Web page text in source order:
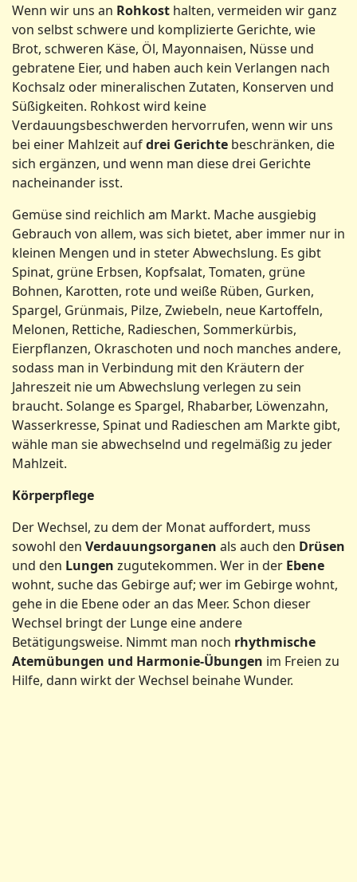
Wenn wir uns an Rohkost halten, vermeiden wir ganz
von selbst schwere und komplizierte Gerichte, wie
Brot, schweren Käse, Öl, Mayonnaisen, Nüsse und
gebratene Eier, und haben auch kein Verlangen nach
Kochsalz oder mineralischen Zutaten, Konserven und
Süßigkeiten. Rohkost wird keine
Verdauungsbeschwerden hervorrufen, wenn wir uns
bei einer Mahlzeit aufdrei Gerichte beschränken, die
sich ergänzen, und wenn man diese drei Gerichte
nacheinander isst.
Gemüse sind reichlich am Markt. Mache ausgiebig
Gebrauch von allem, was sich bietet, aber immer nur in
kleinen Mengen und in steter Abwechslung. Es gibt
Spinat, grüne Erbsen, Kopfsalat, Tomaten, grüne
Bohnen, Karotten, rote und weiße Rüben, Gurken,
Spargel, Grünmais, Pilze, Zwiebeln, neue Kartoffeln,
Melonen, Rettiche, Radieschen, Sommerkürbis,
Eierpflanzen, Okraschoten und noch manches andere,
sodass man in Verbindung mit den Kräutern der
Jahreszeit nie um Abwechslung verlegen zu sein
braucht. Solange es Spargel, Rhabarber, Löwenzahn,
Wasserkresse, Spinat und Radieschen am Markte gibt,
wähle man sie abwechselnd und regelmäßig zu jeder
Mahlzeit.
Körperpflege
Der Wechsel, zu dem der Monat auffordert, muss
sowohl den Verdauungsorganen als auch den Drüsen
und den Lungen zugutekommen. Wer in der Ebene
wohnt, suche das Gebirge auf; wer im Gebirge wohnt,
gehe in die Ebene oder an das Meer. Schon dieser
Wechsel bringt der Lunge eine andere
Betätigungsweise. Nimmt man noch rhythmische
Atemübungen und Harmonie-Übungen im Freien zu
Hilfe, dann wirkt der Wechsel beinahe Wunder.